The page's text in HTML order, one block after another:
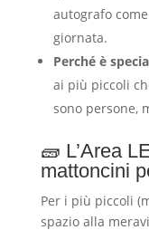
autografo
giornata.
Perché è
ai più piccoli
sono persone,
🧱 L’Area
mattoncini
Per i più piccoli
spazio alla